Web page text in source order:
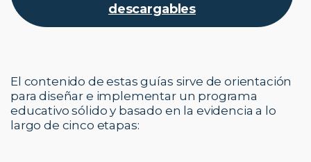
descargables
El contenido de estas guías sirve de orientación
para diseñar e implementar un programa
educativo sólido y basado en la evidencia a lo
largo de cinco etapas: